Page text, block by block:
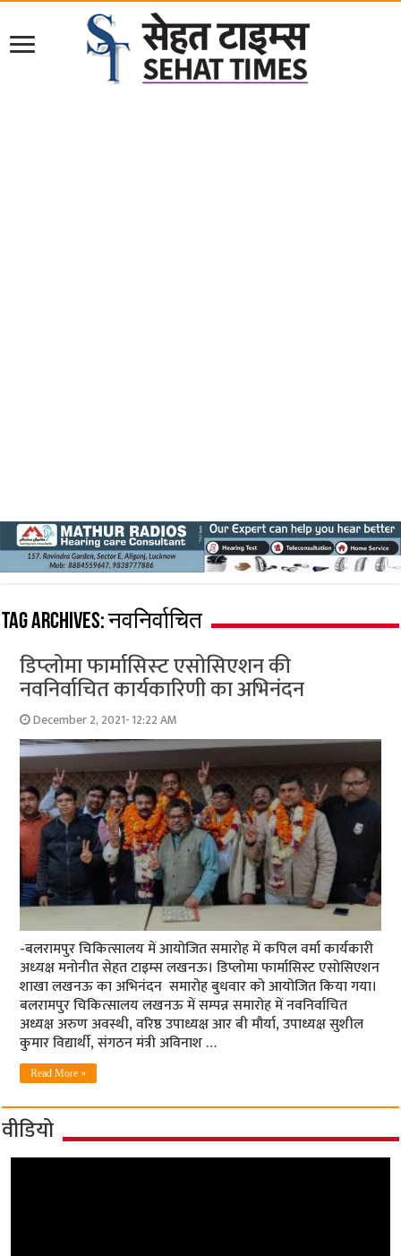
Tag Archives:नवनिर्वाचित
डिप्‍लोमा फार्मासिस्‍ट एसोसिएशन की
नवनिर्वाचित कार्यकारिणी का अभिनंदन
December 2, 2021- 12:22 AM
-बलरामपुर चिकित्‍सालय में आयोजित समारोह में कपिल वर्मा कार्यकारी
अध्‍यक्ष मनोनीत सेहत टाइम्‍स लखनऊ। डिप्लोमा फार्मासिस्ट एसोसिएशन
शाखा लखनऊ का अभिनंदन समारोह बुधवार को आयोजित किया गया।
बलरामपुर चिकित्सालय लखनऊ में सम्पन्न समारोह में नवनिर्वाचित
अध्यक्ष अरुण अवस्थी, वरिष्ठ उपाध्यक्ष आर बी मौर्या, उपाध्यक्ष सुशील
कुमार विद्यार्थी, संगठन मंत्री अविनाश …
Read More »
वीडियो